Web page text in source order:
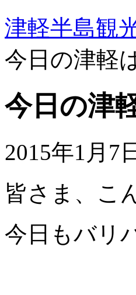
津軽半島観
今日の津軽
今日の津
2015年1月7
皆さま、こ
今日もバリ